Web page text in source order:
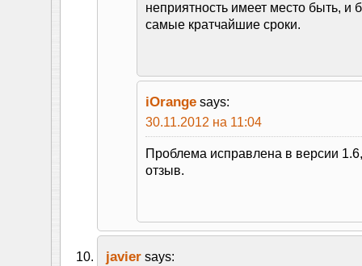
неприятность имеет место быть, и
самые кратчайшие сроки.
iOrange says:
30.11.2012 на 11:04
Проблема исправлена в версии
отзыв.
javier says: